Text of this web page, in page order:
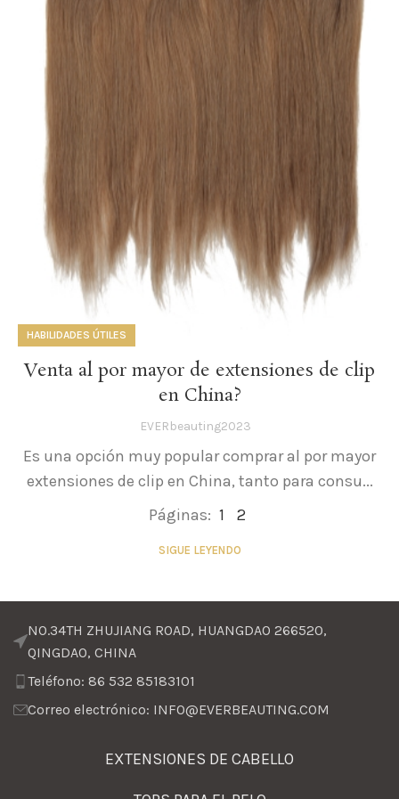
HABILIDADES ÚTILES
Venta al por mayor de extensiones de clip
en China?
EVERbeauting2023
Es una opción muy popular comprar al por mayor
extensiones de clip en China, tanto para consu...
Páginas: 1 2
SIGUE LEYENDO
NO.34TH ZHUJIANG ROAD, HUANGDAO 266520,
QINGDAO, CHINA
Teléfono: 86 532 85183101
Correo electrónico: INFO@EVERBEAUTING.COM
EXTENSIONES DE CABELLO